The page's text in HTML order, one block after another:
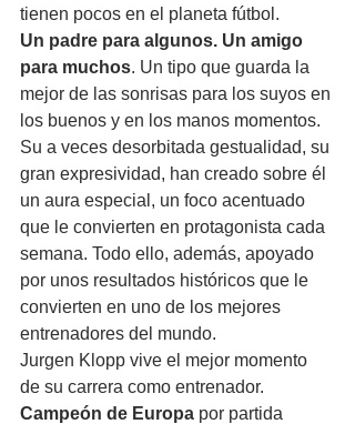
tienen pocos en el planeta fútbol.
Un padre para algunos. Un amigo
para muchos. Un tipo que guarda la
mejor de las sonrisas para los suyos en
los buenos y en los manos momentos.
Su a veces desorbitada gestualidad, su
gran expresividad, han creado sobre él
un aura especial, un foco acentuado
que le convierten en protagonista cada
semana. Todo ello, además, apoyado
por unos resultados históricos que le
convierten en uno de los mejores
entrenadores del mundo.
Jurgen Klopp vive el mejor momento
de su carrera como entrenador.
Campeón de Europa por partida